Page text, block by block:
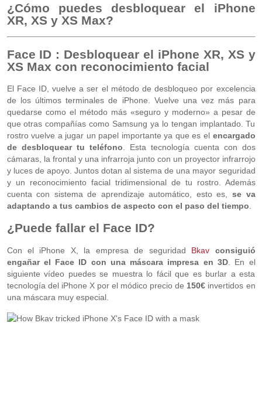
¿Cómo puedes desbloquear el iPhone
XR, XS y XS Max?
Face ID : Desbloquear el iPhone XR, XS y
XS Max con reconocimiento facial
El Face ID, vuelve a ser el método de desbloqueo por excelencia
de los últimos terminales de iPhone. Vuelve una vez más para
quedarse como el método más «seguro y moderno» a pesar de
que otras compañías como Samsung ya lo tengan implantado. Tu
rostro vuelve a jugar un papel importante ya que es elencargado
de desbloquear tu teléfono . Esta tecnología cuenta con dos
cámaras, la frontal y una infrarroja junto con un proyector infrarrojo
y luces de apoyo. Juntos dotan al sistema de una mayor seguridad
y un reconocimiento facial tridimensional de tu rostro. Además
cuenta con sistema de aprendizaje automático, esto es, se va
adaptando a tus cambios de aspecto con el paso del tiempo
¿Puede fallar el Face ID?
Con el iPhone X, la empresa de seguridad Bkav
consiguió
engañar el Face ID con una máscara impresa en 3D. En el
siguiente vídeo puedes se muestra lo fácil que es burlar a esta
tecnología del iPhone X por el módico precio de 150€ invertidos en
una máscara muy especial.